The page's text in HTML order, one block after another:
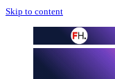
Skip to content